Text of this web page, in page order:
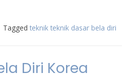
Tagged teknik teknik dasar bela diri
Diri Korea